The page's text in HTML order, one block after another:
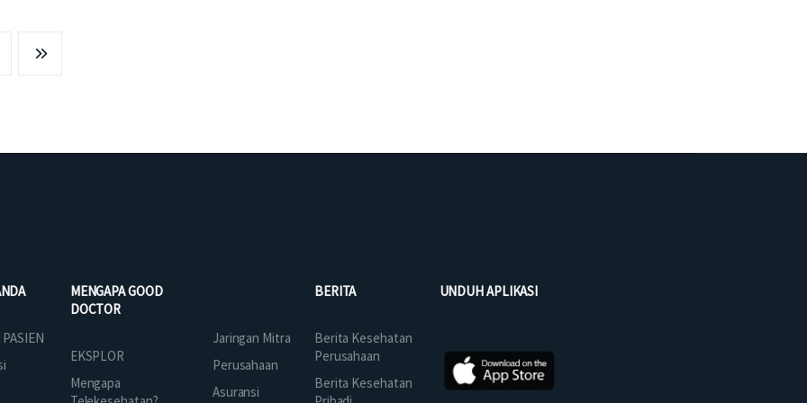
MENGAPA GOOD
DOCTOR
EKSPLOR
Mengapa
Jaringan Mitra
Perusahaan
Asuransi
BERITA
Berita Kesehatan
Perusahaan
Berita Kesehatan
UNDUH APLIKASI